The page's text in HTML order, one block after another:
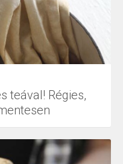
teával! Régies,